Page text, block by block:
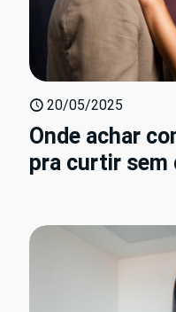
20/05/2025
Onde achar
pra curtir sem